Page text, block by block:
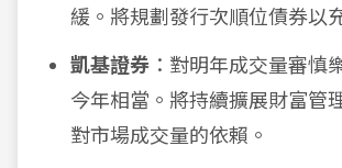
緩。將規劃發行次順位債券以
凱基證券 ：對明年成交量審慎
今年相當。將持續擴展財富管
對市場成交量的依賴。